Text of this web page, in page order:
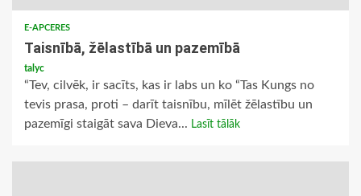
E-APCERES
Taisnībā, žēlastībā un pazemībā
talyc
“Tev, cilvēk, ir sacīts, kas ir labs un ko “Tas Kungs no
tevis prasa, proti – darīt taisnību, mīlēt žēlastību un
pazemīgi staigāt sava Dieva... Lasīt tālāk